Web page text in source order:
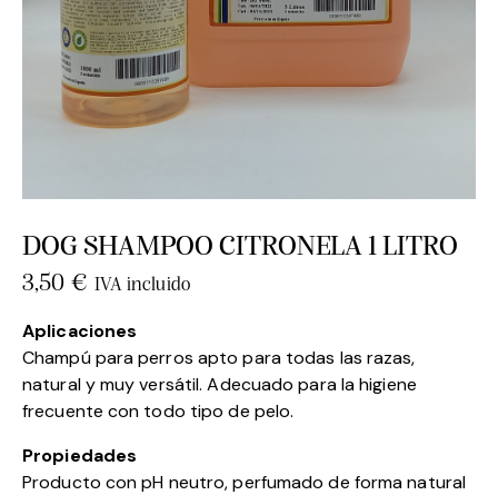
DOG SHAMPOO CITRONELA 1 LITRO
3,50 € IVA incluido
Aplicaciones
Champú para perros apto para todas las razas,
natural y muy versátil. Adecuado para la higiene
frecuente con todo tipo de pelo.
Propiedades
Producto con pH neutro, perfumado de forma natural